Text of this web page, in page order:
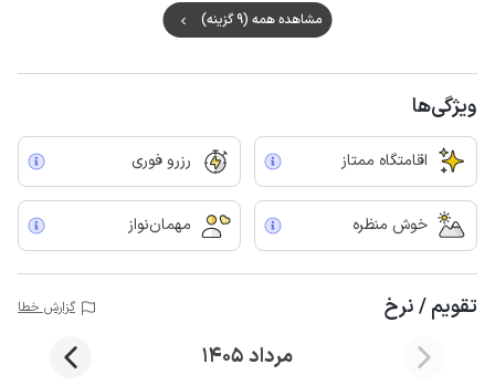
شهر ماسال تهیه شود و ترجیحا به نحوی برنامه ریزی شود که در نور روز تا مقصد
مشاهده همه (9 گزینه)
ویژگی‌ها
اقامتگاه ممتاز رزرو فوری
خوش منظره مهمان‌نواز
تقویم / نرخ گزارش خطا
مرداد 1405